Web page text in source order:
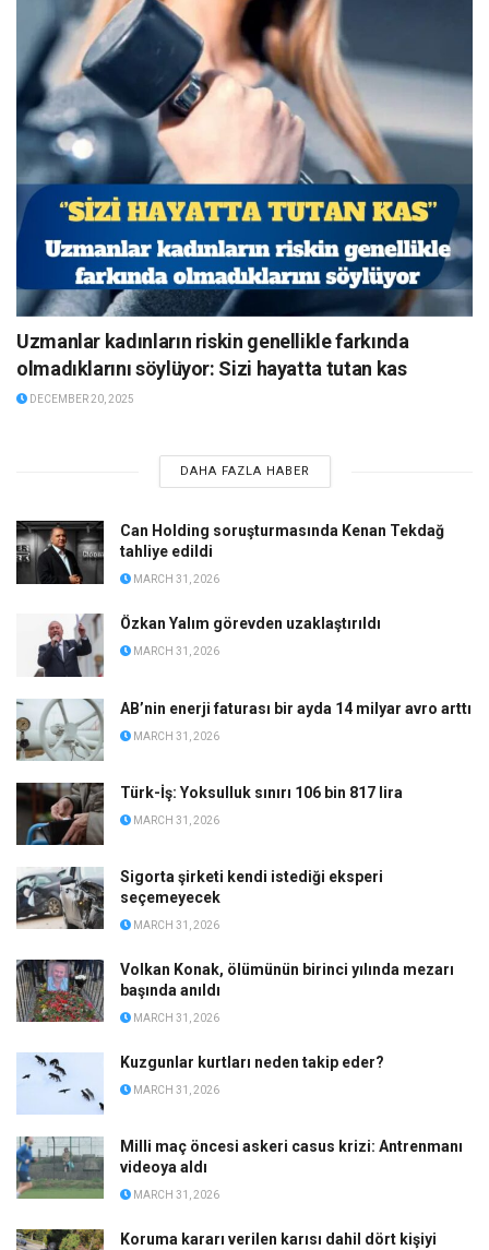
Uzmanlar kadınların riskin genellikle farkında
olmadıklarını söylüyor: Sizi hayatta tutan kas
DECEMBER 20, 2025
DAHA FAZLA HABER
Can Holding soruşturmasında Kenan Tekdağ
tahliye edildi
MARCH 31, 2026
Özkan Yalım görevden uzaklaştırıldı
MARCH 31, 2026
AB’nin enerji faturası bir ayda 14 milyar avro arttı
MARCH 31, 2026
Türk-İş: Yoksulluk sınırı 106 bin 817 lira
MARCH 31, 2026
Sigorta şirketi kendi istediği eksperi
seçemeyecek
MARCH 31, 2026
Volkan Konak, ölümünün birinci yılında mezarı
başında anıldı
MARCH 31, 2026
Kuzgunlar kurtları neden takip eder?
MARCH 31, 2026
Milli maç öncesi askeri casus krizi: Antrenmanı
videoya aldı
MARCH 31, 2026
Koruma kararı verilen karısı dahil dört kişiyi